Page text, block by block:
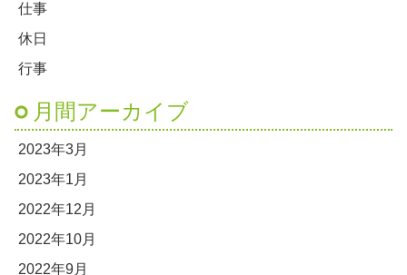
仕事
休日
行事
月間アーカイブ
2023年3月
2023年1月
2022年12月
2022年10月
2022年9月